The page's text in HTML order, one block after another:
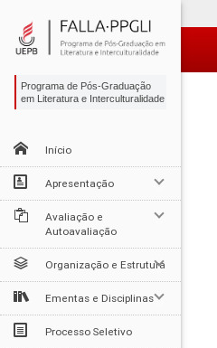
para
para
para
para

Programa de Pós-Graduação
em Literatura e Interculturalidade
Início
Apresentação
Avaliação e
Autoavaliação
Organização e Estrutura
Ementas e Disciplinas
Processo Seletivo